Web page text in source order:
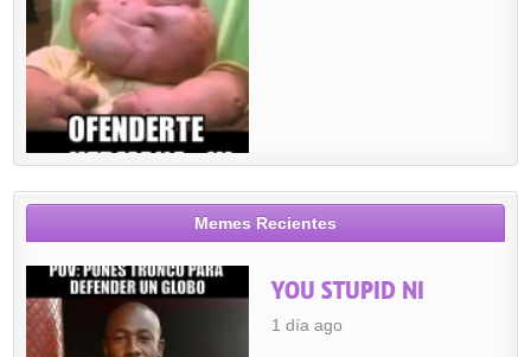
Memes Recientes
YOU STUPID NI
1 día ago